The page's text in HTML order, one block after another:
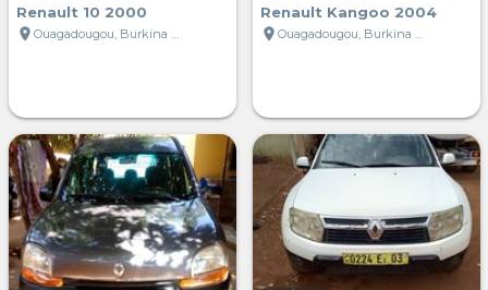
Renault 10 2000
location_on
Ouagadougou, Burkina Faso
Renault Kangoo 2004
location_on
Ouagadougou, Burkina Faso